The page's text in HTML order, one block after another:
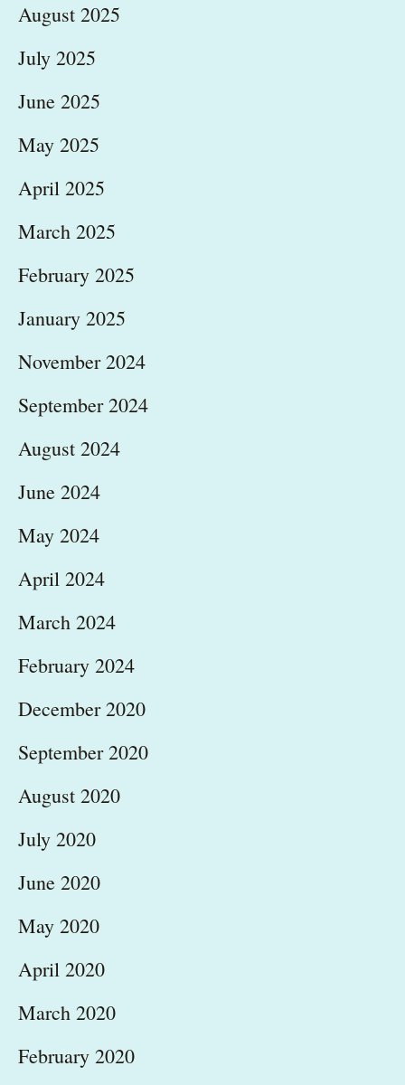
August 2025
July 2025
June 2025
May 2025
April 2025
March 2025
February 2025
January 2025
November 2024
September 2024
August 2024
June 2024
May 2024
April 2024
March 2024
February 2024
December 2020
September 2020
August 2020
July 2020
June 2020
May 2020
April 2020
March 2020
February 2020